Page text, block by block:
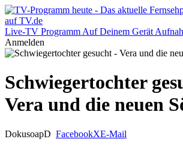
Live-TV Programm Auf Deinem Gerät
Anmelden
Schwiegertochter
Vera und die neuen
DokusoapD FacebookXE-Mail